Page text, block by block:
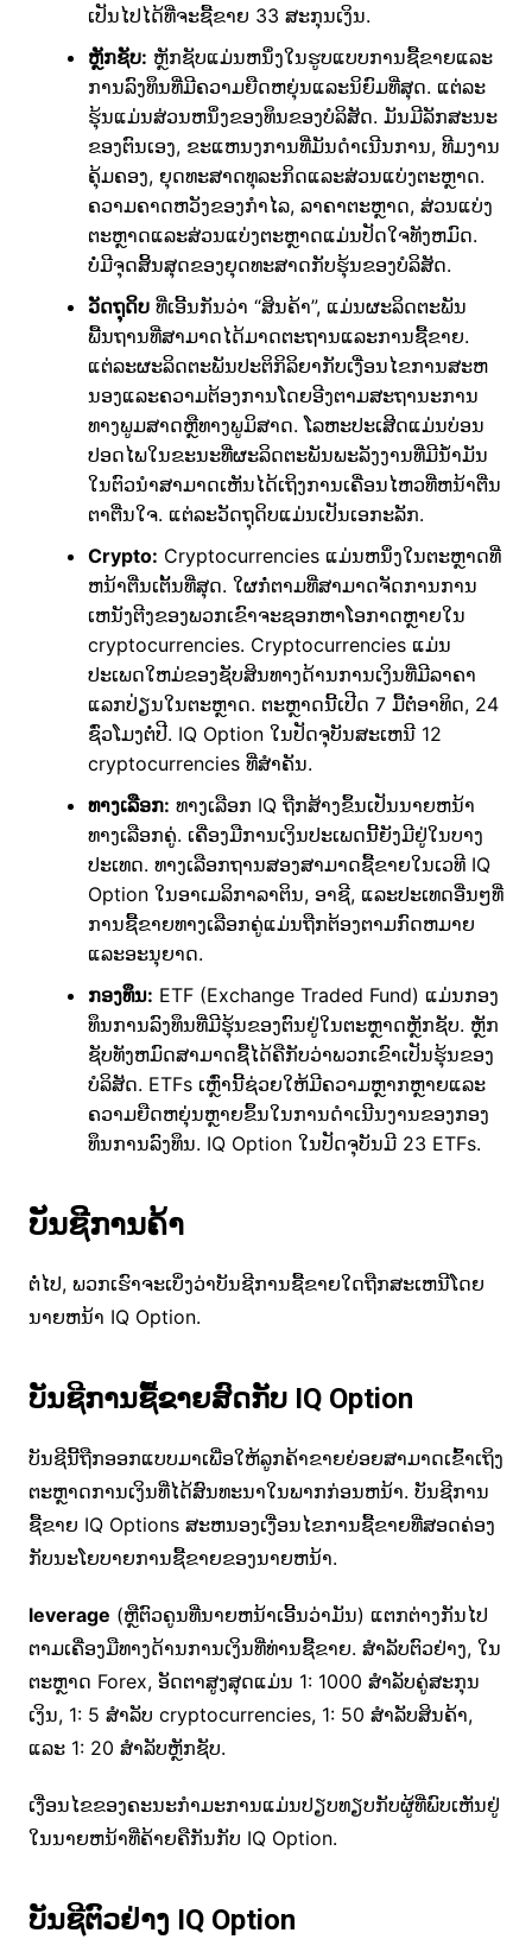
ເປັນໄປໄດ້ທີ່ຈະຊື້ຂາຍ 33 ສະກຸນເງິນ.
ຫຼັກຊັບ: ຫຼັກຊັບແມ່ນຫນຶ່ງໃນຮູບແບບການຊື້ຂາຍແລະ
ການລົງທຶນທີ່ມີຄວາມຍືດຫຍຸ່ນແລະນິຍົມທີ່ສຸດ. ແຕ່ລະ
ຮຸ້ນແມ່ນສ່ວນຫນຶ່ງຂອງທຶນຂອງບໍລິສັດ. ມັນມີລັກສະນະ
ຂອງຕົນເອງ, ຂະແຫນງການທີ່ມັນດໍາເນີນການ, ທີມງານ
ຄຸ້ມຄອງ, ຍຸດທະສາດທຸລະກິດແລະສ່ວນແບ່ງຕະຫຼາດ.
ຄວາມຄາດຫວັງຂອງກໍາໄລ, ລາຄາຕະຫຼາດ, ສ່ວນແບ່ງ
ຕະຫຼາດແລະສ່ວນແບ່ງຕະຫຼາດແມ່ນປັດໃຈທັງຫມົດ.
ບໍ່ມີຈຸດສິ້ນສຸດຂອງຍຸດທະສາດກັບຮຸ້ນຂອງບໍລິສັດ.
ວັດຖຸດິບທີ່ເອີ້ນກັນວ່າ “ສິນຄ້າ”, ແມ່ນຜະລິດຕະພັນ
ພື້ນຖານທີ່ສາມາດໄດ້ມາດຕະຖານແລະການຊື້ຂາຍ.
ແຕ່ລະຜະລິດຕະພັນປະຕິກິລິຍາກັບເງື່ອນໄຂການສະຫ
ນອງແລະຄວາມຕ້ອງການໂດຍອີງຕາມສະຖານະການ
ທາງພູມສາດຫຼືທາງພູມິສາດ. ໂລຫະປະເສີດແມ່ນບ່ອນ
ປອດໄພໃນຂະນະທີ່ຜະລິດຕະພັນພະລັງງານທີ່ມີນ້ໍາມັນ
ໃນຕົວນໍາສາມາດເຫັນໄດ້ເຖິງການເຄື່ອນໄຫວທີ່ຫນ້າຕື່ນ
ຕາຕື່ນໃຈ. ແຕ່ລະວັດຖຸດິບແມ່ນເປັນເອກະລັກ.
Crypto: Cryptocurrencies ແມ່ນຫນຶ່ງໃນຕະຫຼາດທີ່
ຫນ້າຕື່ນເຕັ້ນທີ່ສຸດ. ໃຜກໍ່ຕາມທີ່ສາມາດຈັດການການ
ເຫນັງຕີງຂອງພວກເຂົາຈະຊອກຫາໂອກາດຫຼາຍໃນ
cryptocurrencies. Cryptocurrencies ແມ່ນ
ປະເພດໃຫມ່ຂອງຊັບສິນທາງດ້ານການເງິນທີ່ມີລາຄາ
ແລກປ່ຽນໃນຕະຫຼາດ. ຕະຫຼາດນີ້ເປີດ 7 ມື້ຕໍ່ອາທິດ, 24
ຊົ່ວໂມງຕໍ່ປີ. IQ Option ໃນປັດຈຸບັນສະເຫນີ 12
cryptocurrencies ທີ່ສໍາຄັນ.
ທາງເລືອກ: ທາງເລືອກ IQ ຖືກສ້າງຂຶ້ນເປັນນາຍຫນ້າ
ທາງເລືອກຄູ່. ເຄື່ອງມືການເງິນປະເພດນີ້ຍັງມີຢູ່ໃນບາງ
ປະເທດ. ທາງເລືອກຖານສອງສາມາດຊື້ຂາຍໃນເວທີ IQ
Option ໃນອາເມລິກາລາຕິນ, ອາຊີ, ແລະປະເທດອື່ນໆທີ່
ການຊື້ຂາຍທາງເລືອກຄູ່ແມ່ນຖືກຕ້ອງຕາມກົດຫມາຍ
ແລະອະນຸຍາດ.
ກອງທຶນ: ETF (Exchange Traded Fund) ແມ່ນກອງ
ທຶນການລົງທຶນທີ່ມີຮຸ້ນຂອງຕົນຢູ່ໃນຕະຫຼາດຫຼັກຊັບ. ຫຼັກ
ຊັບທັງຫມົດສາມາດຊື້ໄດ້ຄືກັບວ່າພວກເຂົາເປັນຮຸ້ນຂອງ
ບໍລິສັດ. ETFs ເຫຼົ່ານີ້ຊ່ວຍໃຫ້ມີຄວາມຫຼາກຫຼາຍແລະ
ຄວາມຍືດຫຍຸ່ນຫຼາຍຂຶ້ນໃນການດໍາເນີນງານຂອງກອງ
ທຶນການລົງທຶນ. IQ Option ໃນປັດຈຸບັນມີ 23 ETFs.
ບັນຊີການຄ້າ
ຕໍ່ໄປ, ພວກເຮົາຈະເບິ່ງວ່າບັນຊີການຊື້ຂາຍໃດຖືກສະເຫນີໂດຍ
ນາຍຫນ້າ IQ Option.
ບັນຊີການຊື້ຂາຍສົດກັບ IQ Option
ບັນຊີນີ້ຖືກອອກແບບມາເພື່ອໃຫ້ລູກຄ້າຂາຍຍ່ອຍສາມາດເຂົ້າເຖິງ
ຕະຫຼາດການເງິນທີ່ໄດ້ສົນທະນາໃນພາກກ່ອນຫນ້າ. ບັນຊີການ
ຊື້ຂາຍ IQ Options ສະຫນອງເງື່ອນໄຂການຊື້ຂາຍທີ່ສອດຄ່ອງ
ກັບນະໂຍບາຍການຊື້ຂາຍຂອງນາຍຫນ້າ.
leverage (ຫຼືຕົວຄູນທີ່ນາຍຫນ້າເອີ້ນວ່າມັນ) ແຕກຕ່າງກັນໄປ
ຕາມເຄື່ອງມືທາງດ້ານການເງິນທີ່ທ່ານຊື້ຂາຍ. ສໍາລັບຕົວຢ່າງ, ໃນ
ຕະຫຼາດ Forex, ອັດຕາສູງສຸດແມ່ນ 1: 1000 ສໍາລັບຄູ່ສະກຸນ
ເງິນ, 1: 5 ສໍາລັບ cryptocurrencies, 1: 50 ສໍາລັບສິນຄ້າ,
ແລະ 1: 20 ສໍາລັບຫຼັກຊັບ.
ເງື່ອນໄຂຂອງຄະນະກໍາມະການແມ່ນປຽບທຽບກັບຜູ້ທີ່ພົບເຫັນຢູ່
ໃນນາຍຫນ້າທີ່ຄ້າຍຄືກັນກັບ IQ Option.
ບັນຊີຕົວຢ່າງ IQ Option